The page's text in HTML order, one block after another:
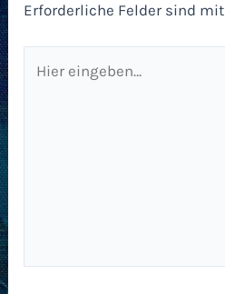
Erforderliche Felder sind mit
eingeben…